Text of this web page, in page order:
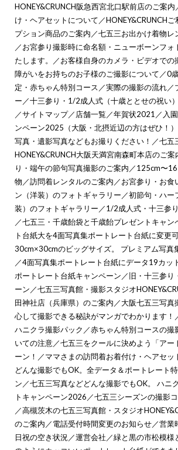
HONEY&CRUNCH阪急西宮北口駅前店のご案内
け・ヘアセットについて ／HONEY&CRUNCH
プション商品のご案内 ／七五三お出かけ着物レ
／お宮参り撮影時に命名額・ニューボーンフォ
たします。
／お客様自身のカメラ・ビデオでの
障がいをお持ちのお子様のご撮影について ／0
定・赤ちゃん特別コース ／実際の撮影の流れ／
ー ／十三参り・1/2成人式（十歳ととせの祝い
／サイトマップ／ 店舗一覧 ／年賀状2021 ／ 入
ンペーン2025（大阪・北摂近辺の方はぜひ！）
写真・遺影写真などもお撮りください！ ／七五
HONEY&CRUNCH大阪天満宮南森町本店のご案
り・端午の節句写真撮影のご案内 ／125cm〜
物 ／訪問着レンタルのご案内 ／お宮参り・お食
ン（洋装）のフォトギャラリー ／初節句・ハー
装）のフォトギャラリー ／1/2成人式・十三参
／七五三・千歳飴袋と千歳飴プレゼントキャン
ト台紙大を4面写真集ポートレート台紙に変更
30cm×30cmのビッグサイズ。 プレミアム写真
／4面写真集ポートレート台紙にデータ19カッ
ポートレート台紙キャンペーン ／旧・十三参り
ーン ／七五三写真館・撮影スタジオ
田神社店（兵庫県）のご案内 ／大阪七五三写真
心して撮影できる秘訣がマンガでわかります！
ハニクラ撮影パック ／赤ちゃん特別コースの撮
いての注意／七五三をクールに決めよう「アー
ーン！ ／ママさまの訪問着お着付け・ヘアセッ
どんな撮影でもOK。全データ＆ポートレート
ン ／七五三写真などどんな撮影でもOK。 ハニ
トキャンペーン2026 ／七五三シーズンの撮影
／高槻茨木の七五三写真館・スタジオ
のご案内 ／電話受付時間変更のお知らせ／営業
日祝の空き状況 ／運営会社 ／緑と黒の市松模様